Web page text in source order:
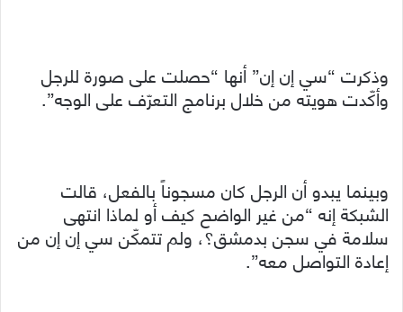
وذكرت “سي إن إن” أنها “حصلت على صورة للرجل
وأكّدت هويته من خلال برنامج التعرّف على الوجه”.
وبينما يبدو أن الرجل كان مسجوناً بالفعل، قالت
الشبكة إنه “من غير الواضح كيف أو لماذا انتهى
سلامة في سجن بدمشق؟، ولم تتمكّن سي إن إن من
إعادة التواصل معه”.